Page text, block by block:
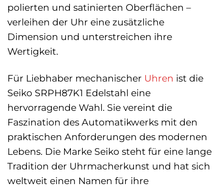
polierten und satinierten Oberflächen –
verleihen der Uhr eine zusätzliche
Dimension und unterstreichen ihre
Wertigkeit.
Für Liebhaber mechanischer Uhren ist die
Seiko SRPH87K1 Edelstahl eine
hervorragende Wahl. Sie vereint die
Faszination des Automatikwerks mit den
praktischen Anforderungen des modernen
Lebens. Die Marke Seiko steht für eine lange
Tradition der Uhrmacherkunst und hat sich
weltweit einen Namen für ihre